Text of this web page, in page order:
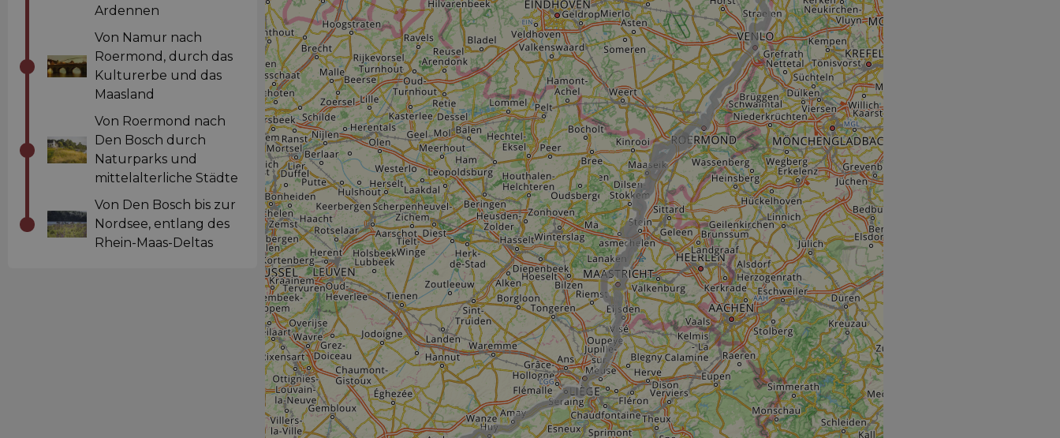
Ardennen
Von Namur nach
Roermond, durch das
Kulturerbe und das
Maasland
Von Roermond nach
Den Bosch durch
Naturparks und
mittelalterliche Städte
Von Den Bosch bis zur
Nordsee, entlang des
Rhein-Maas-Deltas